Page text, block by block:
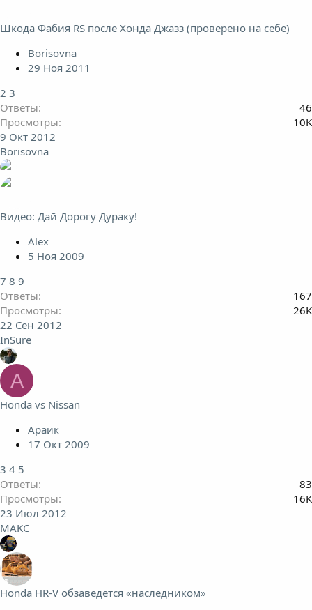
Шкода Фабия RS после Хонда Джазз (проверено на себе)
Borisovna
29 Ноя 2011
2 3
Ответы
46
Просмотры
10K
9 Окт 2012
Borisovna
Видео: Дай Дорогу Дураку!
Alex
5 Ноя 2009
7 8 9
Ответы
167
Просмотры
26K
22 Сен 2012
InSure
А
Honda vs Nissan
Араик
17 Окт 2009
3 4 5
Ответы
83
Просмотры
16K
23 Июл 2012
MAKC
Honda HR-V обзаведется «наследником»